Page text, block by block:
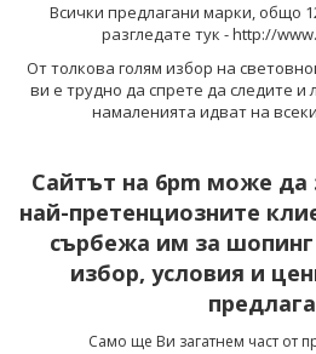
Всички предлагани марки, общо
разгледате тук - http://
От толкова голям избор на
ви е трудно да спрете да следите и
намаленията идват на
Сайтът на 6pm може да
най-претенциозните
сърбежа им за шопинг
избор, условия и
Само ще Ви загатнем част от